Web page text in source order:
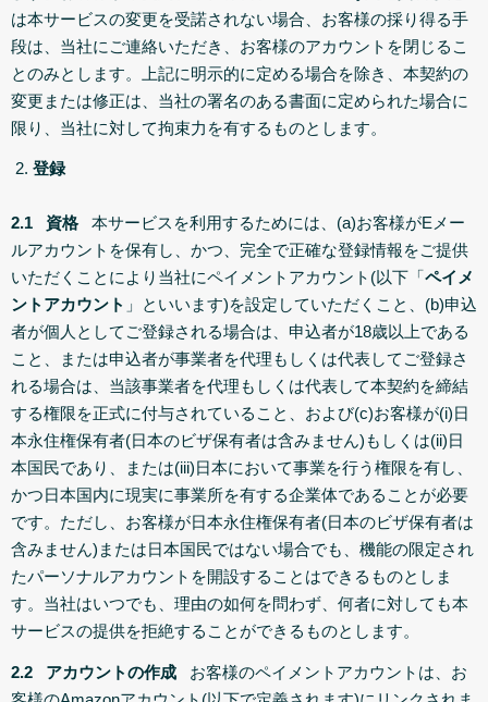
は本サービスの変更を受諾されない場合、お客様の採り得る手
段は、当社にご連絡いただき、お客様のアカウントを閉じるこ
とのみとします。上記に明示的に定める場合を除き、本契約の
変更または修正は、当社の署名のある書面に定められた場合に
限り、当社に対して拘束力を有するものとします。
登録
2.1 資格 本サービスを利用するためには、(a)お客様がEメー
ルアカウントを保有し、かつ、完全で正確な登録情報をご提供
いただくことにより当社にペイメントアカウント(以下「ペイメ
ントアカウント 」といいます)を設定していただくこと、(b)申込
者が個人としてご登録される場合は、申込者が18歳以上である
こと、または申込者が事業者を代理もしくは代表してご登録さ
れる場合は、当該事業者を代理もしくは代表して本契約を締結
する権限を正式に付与されていること、および(c)お客様が(i)日
本永住権保有者(日本のビザ保有者は含みません)もしくは(ii)日
本国民であり、または(iii)日本において事業を行う権限を有し、
かつ日本国内に現実に事業所を有する企業体であることが必要
です。ただし、お客様が日本永住権保有者(日本のビザ保有者は
含みません)または日本国民ではない場合でも、機能の限定され
たパーソナルアカウントを開設することはできるものとしま
す。当社はいつでも、理由の如何を問わず、何者に対しても本
サービスの提供を拒絶することができるものとします。
2.2 アカウントの作成 お客様のペイメントアカウントは、お